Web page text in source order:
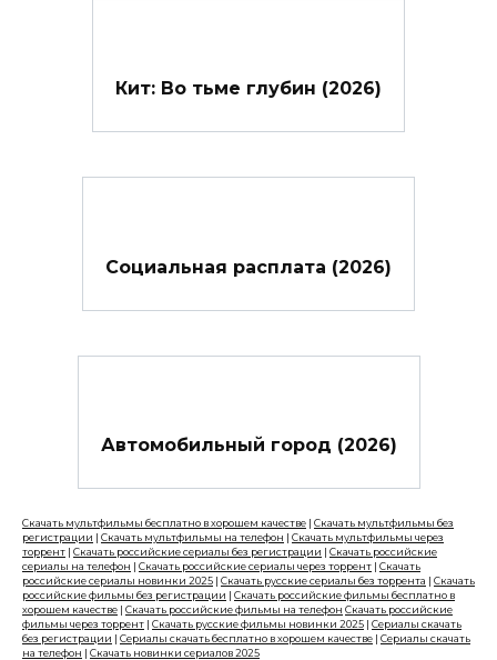
Кит: Во тьме глубин (2026)
Социальная расплата (2026)
Автомобильный город (2026)
Скачать мультфильмы бесплатно в хорошем качестве | Скачать мультфильмы без
регистрации | Скачать мультфильмы на телефон | Скачать мультфильмы через
торрент | Скачать российские сериалы без регистрации | Скачать российские
сериалы на телефон | Скачать российские сериалы через торрент | Скачать
российские сериалы новинки 2025 | Скачать русские сериалы без торрента | Скачать
российские фильмы без регистрации | Скачать российские фильмы бесплатно в
хорошем качестве | Скачать российские фильмы на телефон Скачать российские
фильмы через торрент | Скачать русские фильмы новинки 2025 | Сериалы скачать
без регистрации | Сериалы скачать бесплатно в хорошем качестве | Сериалы скачать
на телефон | Скачать новинки сериалов 2025